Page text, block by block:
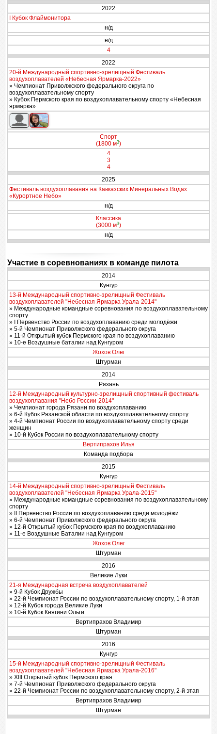
2022
I Кубок Флаймонитора
н/д
н/д
4
2022
20-й Международный спортивно-зрелищный Фестиваль
воздухоплавателей «Небесная Ярмарка-2022»
» Чемпионат Приволжского федерального округа по
воздухоплавательному спорту
» Кубок Пермского края по воздухоплавательному спорту «Небесная
ярмарка»
Спорт
(1800 м3)
4
3
4
2025
Фестиваль воздухоплавания на Кавказских Минеральных Водах
«Курортное Небо»
н/д
Классика
(3000 м3)
н/д
Участие в соревнованиях в команде пилота
2014
Кунгур
13-й Международный спортивно-зрелищный Фестиваль
воздухоплавателей "Небесная Ярмарка Урала-2014"
» Международные командные соревнования по воздухоплавательному
спорту
» I Первенство России по воздухоплаванию среди молодёжи
» 5-й Чемпионат Приволжского федерального округа
» 11-й Открытый кубок Пермского края по воздухоплаванию
» 10-е Воздушные баталии над Кунгуром
Жохов Олег
Штурман
2014
Рязань
12-й Международный культурно-зрелищный спортивный фестиваль
воздухоплавания "Небо России-2014"
» Чемпионат города Рязани по воздухоплаванию
» 6-й Кубок Рязанской области по воздухоплавательному спорту
» 4-й Чемпионат России по воздухоплавательному спорту среди
женщин
» 10-й Кубок России по воздухоплавательному спорту
Вертипрахов Илья
Команда подбора
2015
Кунгур
14-й Международный спортивно-зрелищный Фестиваль
воздухоплавателей "Небесная Ярмарка Урала-2015"
» Международные командные соревнования по воздухоплавательному
спорту
» II Первенство России по воздухоплаванию среди молодёжи
» 6-й Чемпионат Приволжского федерального округа
» 12-й Открытый кубок Пермского края по воздухоплаванию
» 11-е Воздушные Баталии над Кунгуром
Жохов Олег
Штурман
2016
Великие Луки
21-я Международная встреча воздухоплавателей
» 9-й Кубок Дружбы
» 22-й Чемпионат России по воздухоплавательному спорту, 1-й этап
» 12-й Кубок города Великие Луки
» 10-й Кубок Княгини Ольги
Вертипрахов Владимир
Штурман
2016
Кунгур
15-й Международный спортивно-зрелищный Фестиваль
воздухоплавателей "Небесная Ярмарка Урала-2016"
» XIII Открытый кубок Пермского края
» 7-й Чемпионат Приволжского федерального округа
» 22-й Чемпионат России по воздухоплавательному спорту, 2-й этап
Вертипрахов Владимир
Штурман